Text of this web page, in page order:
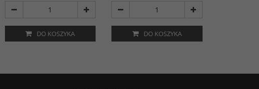
DO KOSZYKA DO KOSZYKA